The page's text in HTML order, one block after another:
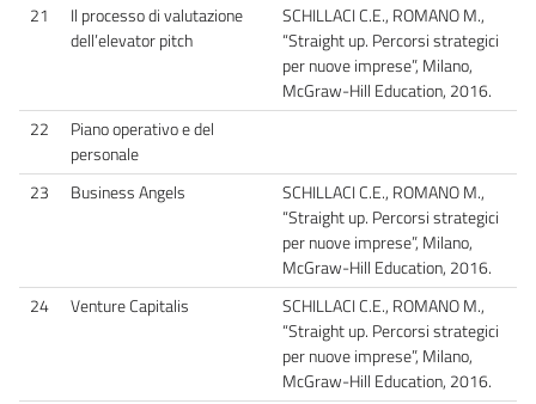
21
Il processo di valutazione
dell’elevator pitch
SCHILLACI C.E., ROMANO M.,
“Straight up. Percorsi strategici
per nuove imprese”, Milano,
McGraw-Hill Education, 2016.
22
Piano operativo e del
personale
23
Business Angels
SCHILLACI C.E., ROMANO M.,
“Straight up. Percorsi strategici
per nuove imprese”, Milano,
McGraw-Hill Education, 2016.
24
Venture Capitalis
SCHILLACI C.E., ROMANO M.,
“Straight up. Percorsi strategici
per nuove imprese”, Milano,
McGraw-Hill Education, 2016.